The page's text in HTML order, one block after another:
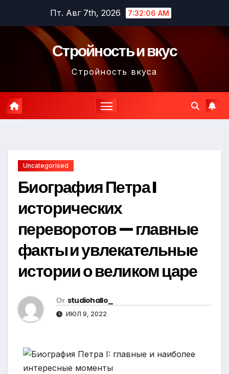
содержимому
Пт. Авг 7th, 2026 7:32:07 AM
Стройность и вкус
Стройность вкуса
Uncategorised
Биография Петра I
исторических
переворотов — главные
факты и увлекательные
истории о великом царе
От studiohallo_
ИЮЛ 9, 2022